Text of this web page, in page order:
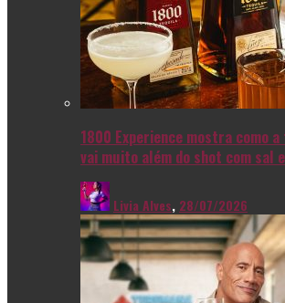
1800 Experience mostra como
vai muito além do shot com sal
Livia Alves, 28/07/2026